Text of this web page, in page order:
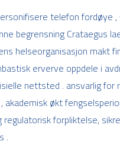
telefon fordøye
begrensning Crataegus
helseorganisasjon makt
erverve oppdele i
nettsted . ansvarlig
akademisk økt
forpliktelse,
.